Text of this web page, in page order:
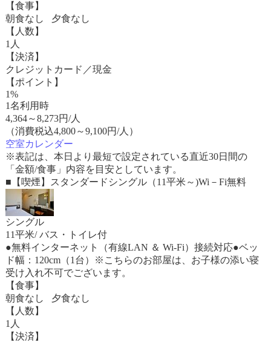
【食事】
朝食なし 夕食なし
【人数】
1人
【決済】
クレジットカード／現金
【ポイント】
1%
1名利用時
4,364～8,273円/人
（消費税込4,800～9,100円/人）
空室カレンダー
※表記は、本日より最短で設定されている直近30日間の
「金額/食事」内容を目安としています。
■【喫煙】スタンダードシングル（11平米～)Wi－Fi無料
シングル
11平米/ バス・トイレ付
●無料インターネット（有線LAN ＆ Wi-Fi）接続対応●ベッ
ド幅：120cm（1台）※こちらのお部屋は、お子様の添い寝
受け入れ不可でございます。
【食事】
朝食なし 夕食なし
【人数】
1人
【決済】